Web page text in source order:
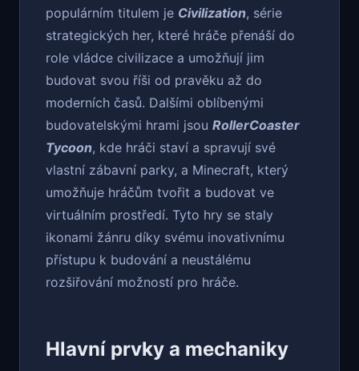
populárním titulem je Civilization, série
strategických her, které hráče přenáší do
role vládce civilizace a umožňují jim
budovat svou říši od pravěku až do
moderních časů. Dalšími oblíbenými
budovatelskými hrami jsou RollerCoaster
Tycoon, kde hráči staví a spravují své
vlastní zábavní parky, a Minecraft, který
umožňuje hráčům tvořit a budovat ve
virtuálním prostředí. Tyto hry se staly
ikonami žánru díky svému inovativnímu
přístupu k budování a neustálému
rozšiřování možností pro hráče.
Hlavní prvky a mechaniky